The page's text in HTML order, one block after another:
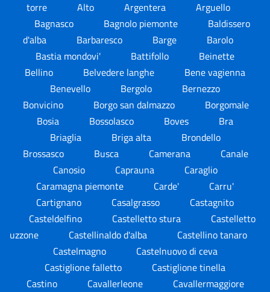
torre
Alto Argentera
Arguello
Bagnasco
Bagnolo piemonte
Baldissero
d'alba
Barbaresco Barge
Barolo
Bastia mondovi'
Battifollo
Beinette
Bellino
Belvedere langhe
Bene vagienna
Benevello
Bergolo
Bernezzo
Bonvicino
Borgo san dalmazzo
Borgomale
Bosia
Bossolasco Boves
Bra
Briaglia
Briga alta
Brondello
Brossasco
Busca Camerana
Canale
Canosio
Caprauna
Caraglio
Caramagna piemonte
Carde'
Carru'
Cartignano
Casalgrasso
Castagnito
Casteldelfino
Castelletto stura
Castelletto
uzzone
Castellinaldo d'alba
Castellino tanaro
Castelmagno
Castelnuovo di ceva
Castiglione falletto
Castiglione tinella
Castino
Cavallerleone
Cavallermaggiore